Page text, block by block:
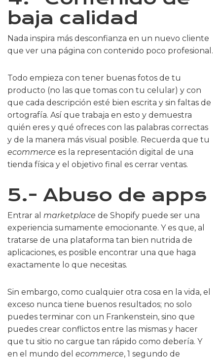
baja calidad
Nada inspira más desconfianza en un nuevo cliente
que ver una página con contenido poco profesional.
Todo empieza con tener buenas fotos de tu
producto (no las que tomas con tu celular) y con
que cada descripción esté bien escrita y sin faltas de
ortografía. Así que trabaja en esto y demuestra
quién eres y qué ofreces con las palabras correctas
y de la manera más visual posible. Recuerda que tu
ecommerce es la representación digital de una
tienda física y el objetivo final es cerrar ventas.
5.- Abuso de apps
Entrar al marketplace de Shopify puede ser una
experiencia sumamente emocionante. Y es que, al
tratarse de una plataforma tan bien nutrida de
aplicaciones, es posible encontrar una que haga
exactamente lo que necesitas.
Sin embargo, como cualquier otra cosa en la vida, el
exceso nunca tiene buenos resultados; no solo
puedes terminar con un Frankenstein, sino que
puedes crear conflictos entre las mismas y hacer
que tu sitio no cargue tan rápido como debería. Y
en el mundo del ecommerce, 1 segundo de